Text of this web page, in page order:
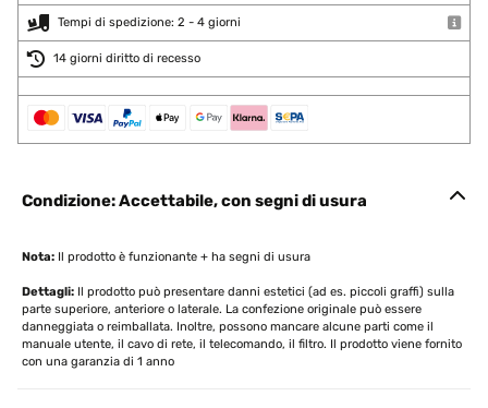
Tempi di spedizione: 2 - 4 giorni
14 giorni diritto di recesso
Condizione: Accettabile, con segni di usura
Nota: Il prodotto è funzionante + ha segni di usura
Dettagli: Il prodotto può presentare danni estetici (ad es. piccoli graffi) sulla
parte superiore, anteriore o laterale. La confezione originale può essere
danneggiata o reimballata. Inoltre, possono mancare alcune parti come il
manuale utente, il cavo di rete, il telecomando, il filtro. Il prodotto viene fornito
con una garanzia di 1 anno